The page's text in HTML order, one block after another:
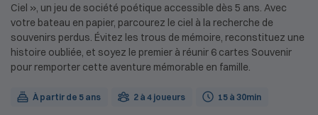
Ciel », un jeu de société poétique accessible dès 5 ans. Avec
votre bateau en papier, parcourez le ciel à la recherche de
souvenirs perdus. Évitez les trous de mémoire, reconstituez une
histoire oubliée, et soyez le premier à réunir 6 cartes Souvenir
pour remporter cette aventure mémorable en famille.
À partir de 5 ans 2 à 4 joueurs 15 à 30min